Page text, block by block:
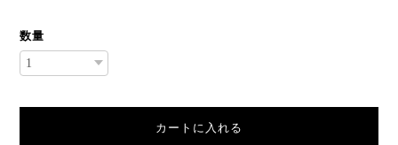
数量
カートに入れる